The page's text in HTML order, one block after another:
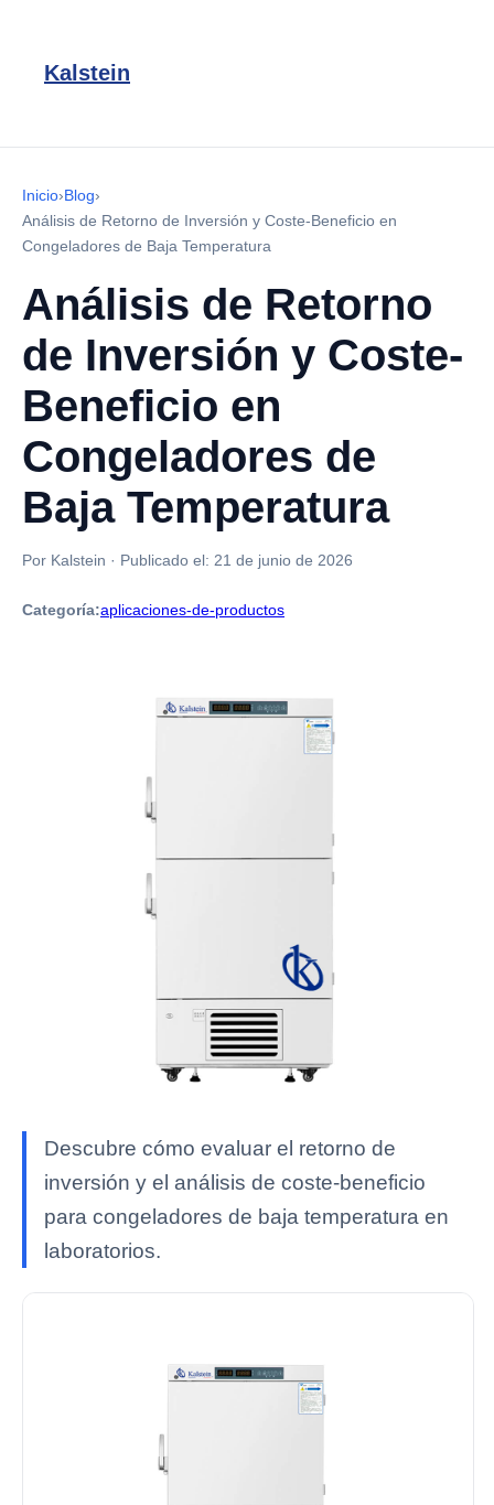
Kalstein
Inicio›Blog›
Análisis de Retorno de Inversión y Coste-Beneficio en
Congeladores de Baja Temperatura
Análisis de Retorno
de Inversión y Coste-
Beneficio en
Congeladores de
Baja Temperatura
Por Kalstein · Publicado el: 21 de junio de 2026
Categoría:aplicaciones-de-productos
Descubre cómo evaluar el retorno de
inversión y el análisis de coste-beneficio
para congeladores de baja temperatura en
laboratorios.